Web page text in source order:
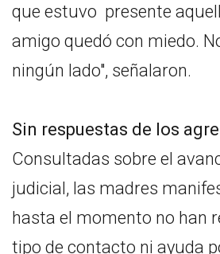
que estuvo presente
amigo quedó con miedo.
ningún lado", señalaron.
Sin respuestas de los
Consultadas sobre el
judicial, las madres
hasta el momento no han
tipo de contacto ni ayuda